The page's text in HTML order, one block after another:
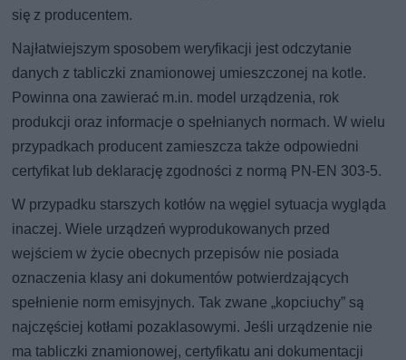
się z producentem.
Najłatwiejszym sposobem weryfikacji jest odczytanie
danych z tabliczki znamionowej umieszczonej na kotle.
Powinna ona zawierać m.in. model urządzenia, rok
produkcji oraz informacje o spełnianych normach. W wielu
przypadkach producent zamieszcza także odpowiedni
certyfikat lub deklarację zgodności z normą PN-EN 303-5.
W przypadku starszych kotłów na węgiel sytuacja wygląda
inaczej. Wiele urządzeń wyprodukowanych przed
wejściem w życie obecnych przepisów nie posiada
oznaczenia klasy ani dokumentów potwierdzających
spełnienie norm emisyjnych. Tak zwane „kopciuchy” są
najczęściej kotłami pozaklasowymi. Jeśli urządzenie nie
ma tabliczki znamionowej, certyfikatu ani dokumentacji